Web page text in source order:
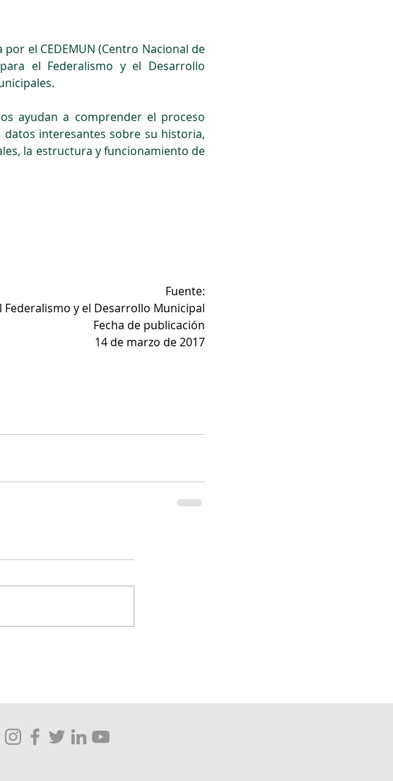
el CEDEMUN (Centro Nacional de
el Federalismo y el Desarrollo
ayudan a comprender el proceso
interesantes sobre su historia,
la estructura y funcionamiento de
Fuente:
y el Desarrollo Municipal
Fecha de publicación
14 de marzo de 2017